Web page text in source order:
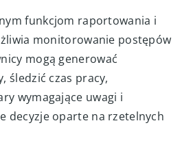
funkcjom raportowania i
monitorowanie postępów
mogą generować
śledzić czas pracy,
wymagające uwagi i
decyzje oparte na rzetelnych